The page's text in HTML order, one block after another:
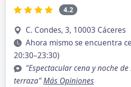
4.2
C. Condes, 3, 10003 Cáceres
Ahora mismo se encuentra
20:30–23:30)
"Espectacular cena y noche
terraza"Más Opiniones